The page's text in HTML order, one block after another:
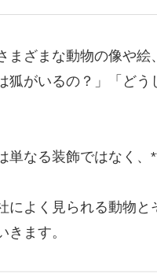
まざまな動物の像や絵
狐がいるの？」「ど
単なる装飾ではなく
によく見られる動物
きます。